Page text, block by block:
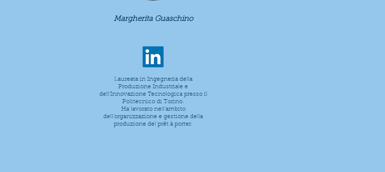
Margherita Guaschino
Laureata in Ingegneria della
Produzione Industriale e
dell’Innovazione Tecnologica presso il
Politecnico di Torino.
Ha lavorato nell’ambito
dell’organizzazione e gestione della
produzione del prêt à porter.